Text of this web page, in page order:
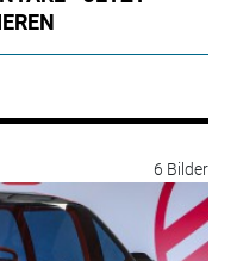
6 Bilder